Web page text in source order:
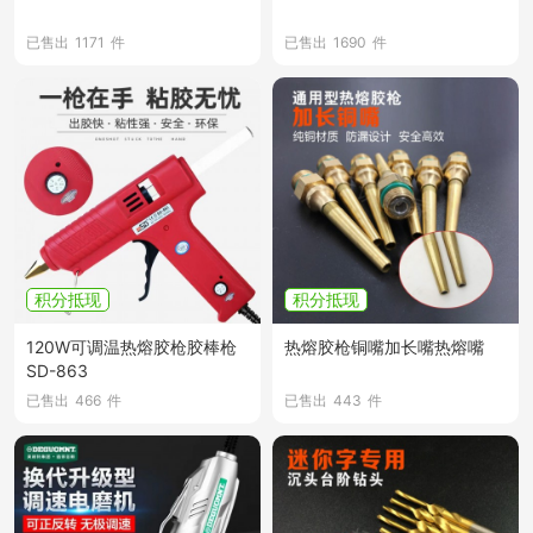
已售出 1171 件 已售出 1690 件
积分抵现
120W可调温热熔胶枪胶棒枪
SD-863
已售出 466 件
积分抵现
热熔胶枪铜嘴加长嘴热熔嘴
已售出 443 件